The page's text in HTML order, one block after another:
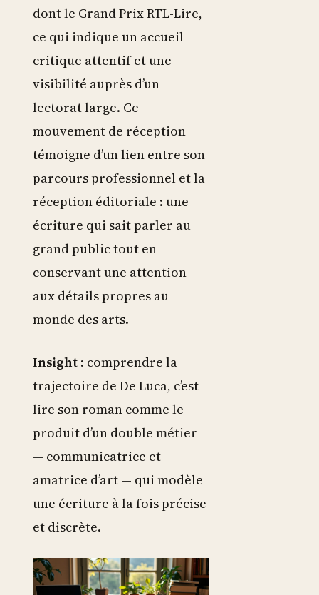
dont le Grand Prix RTL-Lire,
ce qui indique un accueil
critique attentif et une
visibilité auprès d’un
lectorat large. Ce
mouvement de réception
témoigne d’un lien entre son
parcours professionnel et la
réception éditoriale : une
écriture qui sait parler au
grand public tout en
conservant une attention
aux détails propres au
monde des arts.
Insight : comprendre la
trajectoire de De Luca, c’est
lire son roman comme le
produit d’un double métier
— communicatrice et
amatrice d’art — qui modèle
une écriture à la fois précise
et discrète.